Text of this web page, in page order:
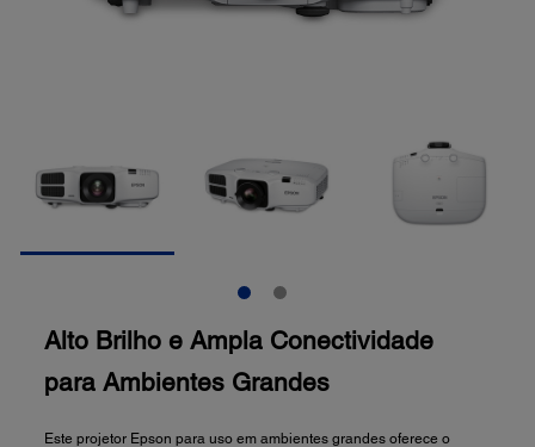
Alto Brilho e Ampla Conectividade
para Ambientes Grandes
Este projetor Epson para uso em ambientes grandes oferece o